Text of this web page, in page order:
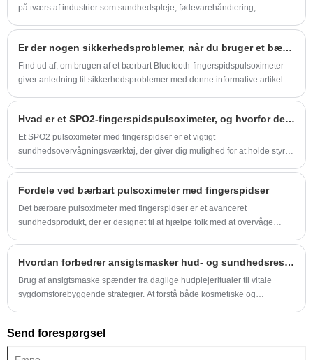
på tværs af industrier som sundhedspleje, fødevarehåndtering,
almindelige kundeproblemer som holdbarhed, komfort,
allergiforebyggelse og omkostningseffektivitet. Vi giver også detaljeret
indsigt i produktfunktioner, brugsscenarier, sammenligninger og
leverandør, der leverer nitrilhandsker i premium kvalitet, der er
skræddersyet til forskellige professionelle behov.
Er der nogen sikkerhedsproblemer, når du bruger et bærbart Bluetooth-fingerspidspulsoximeter?
Find ud af, om brugen af ​​et bærbart Bluetooth-fingerspidspulsoximeter
giver anledning til sikkerhedsproblemer med denne informative artikel.
Hvad er et SPO2-fingerspidspulsoximeter, og hvorfor det er vigtigt for at overvåge dit helbred
Et SPO2 pulsoximeter med fingerspidser er et vigtigt
sundhedsovervågningsværktøj, der giver dig mulighed for at holde styr
Fordele ved bærbart pulsoximeter med fingerspidser
Det bærbare pulsoximeter med fingerspidser er et avanceret
sundhedsprodukt, der er designet til at hjælpe folk med at overvåge
Hvordan forbedrer ansigtsmasker hud- og sundhedsresultater?
Brug af ansigtsmaske spænder fra daglige hudplejeritualer til vitale
sygdomsforebyggende strategier. At forstå både kosmetiske og
Send forespørgsel